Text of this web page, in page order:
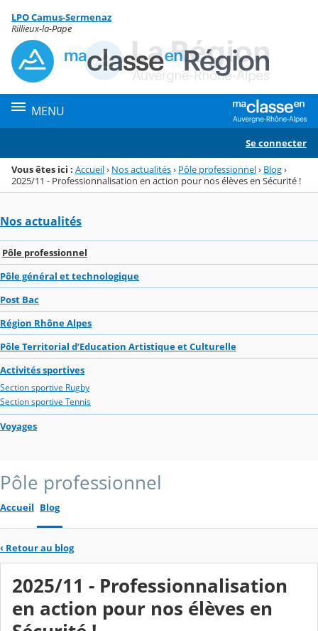
Menu de la rubrique
Contenu
LPO Camus-Sermenaz
Rillieux-la-Pape
MENU
Se connecter
Vous êtes ici : Accueil› Nos actualités› Pôle professionnel› Blog›
2025/11 - Professionnalisation en action pour nos élèves en Sécurité !
Nos actualités
Pôle professionnel
Pôle général et technologique
Post Bac
Région Rhône Alpes
Pôle Territorial d’Education Artistique et Culturelle
Activités sportives
Section sportive Rugby
Section sportive Tennis
Voyages
Pôle professionnel
Accueil Blog
‹ Retour au blog
2025/11 - Professionnalisation
en action pour nos élèves en